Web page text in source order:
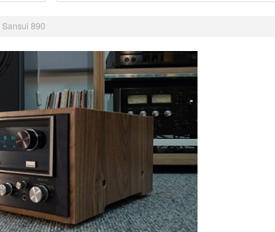
Sansui 890